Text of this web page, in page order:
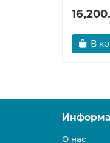
В
О нас